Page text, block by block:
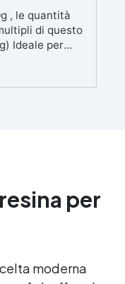
, le quantità
di questo
Ideale per
una finitura
condizione.
per
moderna